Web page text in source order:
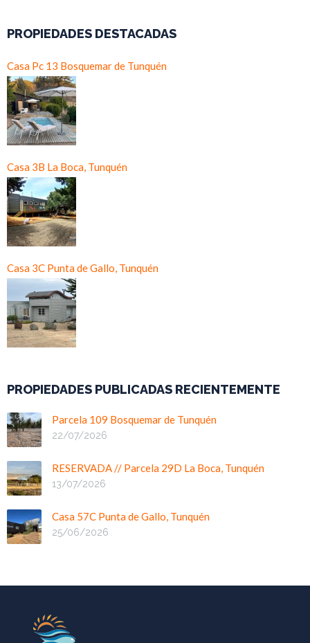
PROPIEDADES DESTACADAS
Casa Pc 13 Bosquemar de Tunquén
Casa 3B La Boca, Tunquén
Casa 3C Punta de Gallo, Tunquén
PROPIEDADES PUBLICADAS RECIENTEMENTE
Parcela 109 Bosquemar de Tunquén
22/07/2026
RESERVADA // Parcela 29D La Boca, Tunquén
13/07/2026
Casa 57C Punta de Gallo, Tunquén
25/06/2026